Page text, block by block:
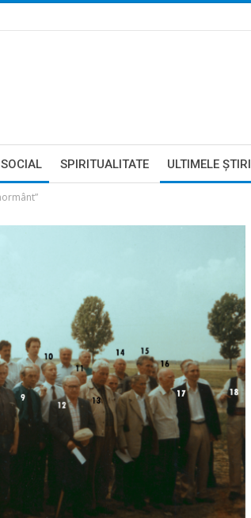
SOCIAL SPIRITUALITATE ULTIMELE ŞTIRI